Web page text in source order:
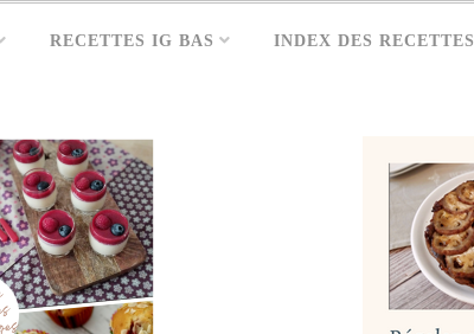
RECETTES IG BAS INDEX DES RECETTES